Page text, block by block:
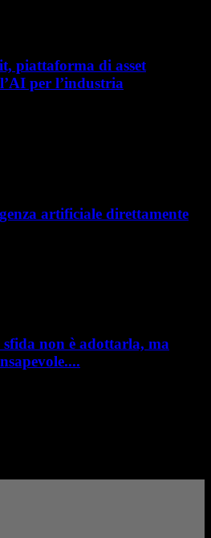
piattaforma di asset
per l’industria
artificiale direttamente
non è adottarla, ma